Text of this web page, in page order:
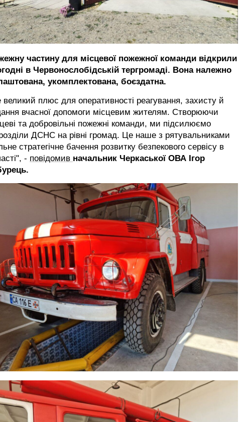
частину для місцевої пожежної команди відкрили
в Червонослобідській тергромаді. Вона належно
укомплектована, боєздатна.
плюс для оперативності реагування, захисту й
вчасної допомоги місцевим жителям. Створюючи
та добровільні пожежні команди, ми підсилюємо
ДСНС на рівні громад. Це наше з рятувальниками
стратегічне бачення розвитку безпекового сервісу в
- повідомив начальник Черкаської ОВА Ігор